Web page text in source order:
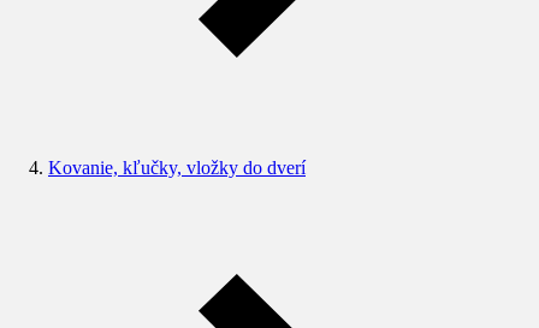
Kovanie, kľučky, vložky do dverí